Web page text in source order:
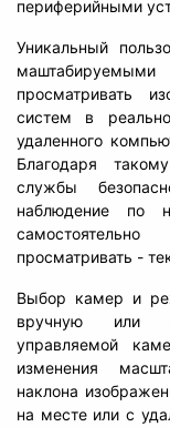
периферийными
Уникальный
просматривать
систем в
удаленного
Благодаря
службы
наблюдение по
просматривать -
Выбор камер и
вручную или
управляемой
изменения
наклона
на месте или с